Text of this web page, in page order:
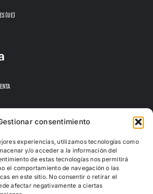
consentimiento
experiencias, utilizamos tecnologías como
y/o acceder a la información del
de estas tecnologías nos permitirá
el comportamiento de navegación o las
en este sitio. No consentir o retirar el
afectar negativamente a ciertas
(UE)